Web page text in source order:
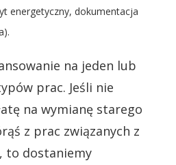
energetyczny, dokumentacja
na jeden lub
prac. Jeśli nie
na wymianę starego
z prac związanych z
to dostaniemy